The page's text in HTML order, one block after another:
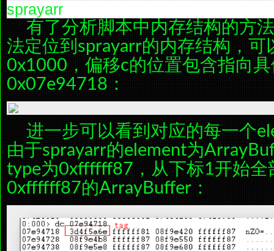
sprayarr
有了分析脚本中内存结构的方
法定位到sprayarr的内存结构，可
0x1000，偏移c的位置包含指向
0x07e94718：
进一步可以看到对应的每一个
由于sprayarr的element为
type为0xffffff87，从下标1开始全
0xffffff87的ArrayBuffer：